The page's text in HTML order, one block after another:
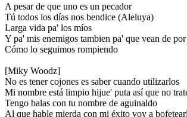
A pesar de que uno es un pecador
Tú todos los días nos bendice (Aleluya)
Larga vida pa' los míos
Y pa' mis enemigos tambien pa' que vean de
Cómo lo seguimos rompiendo
[Miky Woodz]
No es tener cojones es saber cuando utilizarlos
Mi nombre está limpio hijue' puta así que no
Tengo balas con tu nombre de aguinaldo
Al que hable mierda con mi éxito voy a